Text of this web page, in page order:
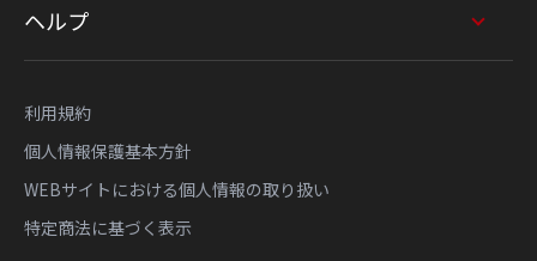
ヘルプ
利用規約
個人情報保護基本方針
WEBサイトにおける個人情報の取り扱い
特定商法に基づく表示